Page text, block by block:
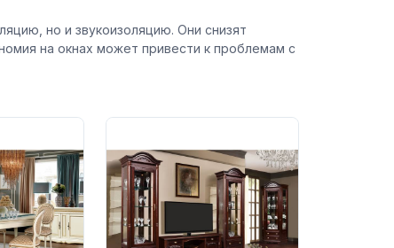
но и звукоизоляцию. Они снизят
на окнах может привести к проблемам с